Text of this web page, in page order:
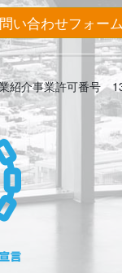
い合わせフォーム
紹介事業許可番号